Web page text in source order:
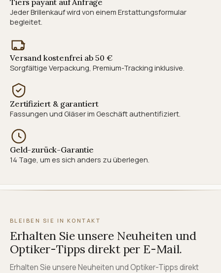
Jeder Brillenkauf wird von einem Erstattungsformular
begleitet.
Versand kostenfrei ab 50 €
Sorgfältige Verpackung, Premium-Tracking inklusive.
Zertifiziert & garantiert
Fassungen und Gläser im Geschäft authentifiziert.
Geld-zurück-Garantie
14 Tage, um es sich anders zu überlegen.
BLEIBEN SIE IN KONTAKT
Erhalten Sie unsere Neuheiten und
Optiker-Tipps direkt per E-Mail.
Erhalten Sie unsere Neuheiten und Optiker-Tipps direkt